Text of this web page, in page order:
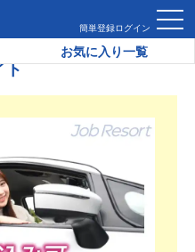
簡単登録ログイン
お気に入り一覧
ト
ト